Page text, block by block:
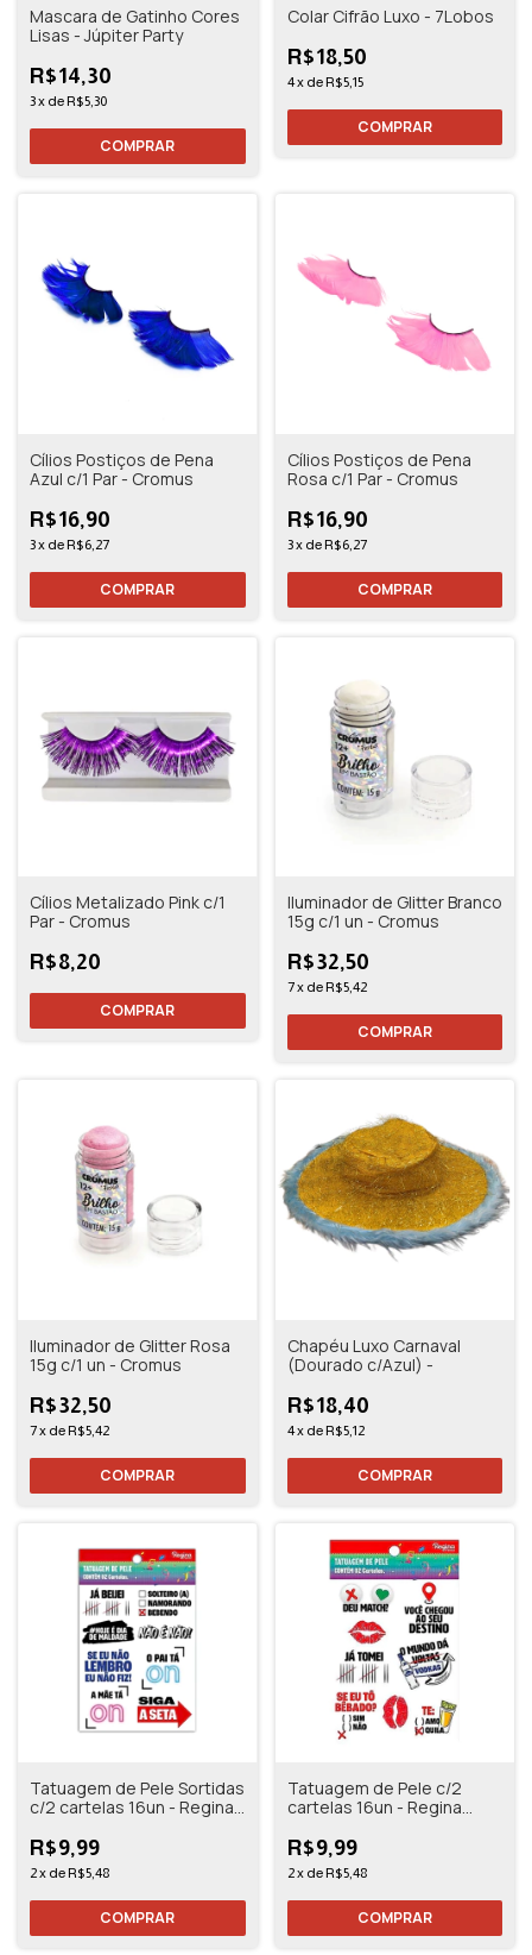
Mascara de Gatinho Cores
Lisas - Júpiter Party
R$14,30
3x de R$5,30
COMPRAR
Colar Cifrão Luxo - 7Lobos
R$18,50
4x de R$5,15
Cílios Postiços de Pena
Azul c/1 Par - Cromus
R$16,90
3x de R$6,27
Cílios Postiços de Pena
Rosa c/1 Par - Cromus
R$16,90
3x de R$6,27
Cílios Metalizado Pink c/1
Par - Cromus
R$8,20
Iluminador de Glitter Branco
15g c/1 un - Cromus
R$32,50
7x de R$5,42
Iluminador de Glitter Rosa
15g c/1 un - Cromus
R$32,50
7x de R$5,42
Chapéu Luxo Carnaval
(Dourado c/Azul) -
R$18,40
4x de R$5,12
Tatuagem de Pele Sortidas
c/2 cartelas 16un - Regina
R$9,99
2x de R$5,48
Tatuagem de Pele c/2
cartelas 16un - Regina
R$9,99
2x de R$5,48